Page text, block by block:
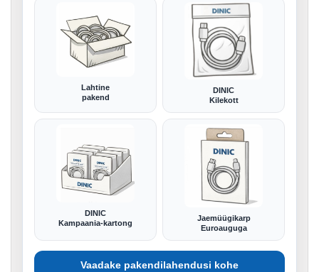
Lahtine
pakend
DINIC
Kilekott
DINIC
Kampaania-kartong
Jaemüügikarp
Euroauguga
Vaadake pakendilahendusi kohe